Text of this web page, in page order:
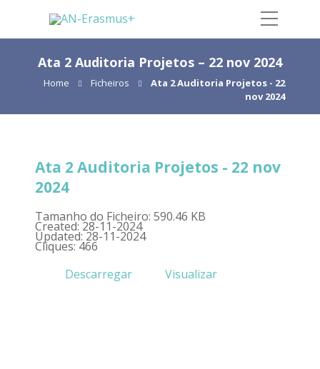
Ata 2 Auditoria Projetos – 22 nov 2024
Home Ficheiros
Ata 2 Auditoria Projetos - 22
nov 2024
Ata 2 Auditoria Projetos - 22 nov
2024
Tamanho do Ficheiro: 590.46 KB
Created: 28-11-2024
Updated: 28-11-2024
Cliques: 466
Descarregar
Visualizar